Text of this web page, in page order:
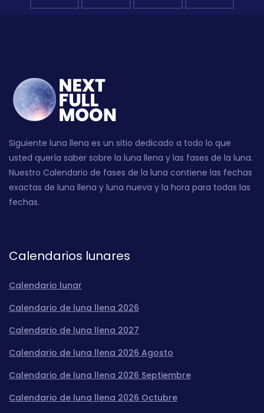
Siguiente luna llena es un sitio dedicado a todo lo que
usted quería saber sobre la luna llena y las fases de la luna.
Nuestro Calendario de fases de la luna contiene las fechas
exactas de luna llena y luna nueva y la hora para todas las
fechas.
Calendarios lunares
Calendario lunar
Calendario de luna llena 2026
Calendario de luna llena 2027
Calendario de luna llena 2026 Agosto
Calendario de luna llena 2026 Septiembre
Calendario de luna llena 2026 Octubre